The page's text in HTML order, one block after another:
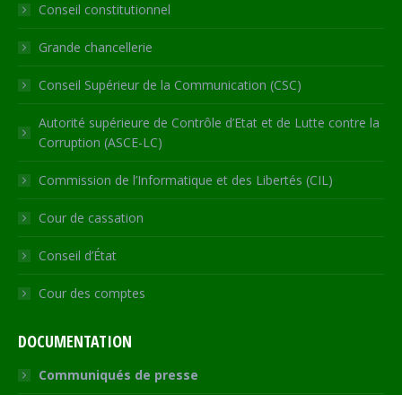
windowwindowwindowwindow
new
Conseil constitutionnel
Grande chancellerie
Conseil Supérieur de la Communication (CSC)
Autorité supérieure de Contrôle d’Etat et de Lutte contre la
Corruption (ASCE-LC)
Commission de l’Informatique et des Libertés (CIL)
Cour de cassation
Conseil d’État
Cour des comptes
DOCUMENTATION
Communiqués de presse